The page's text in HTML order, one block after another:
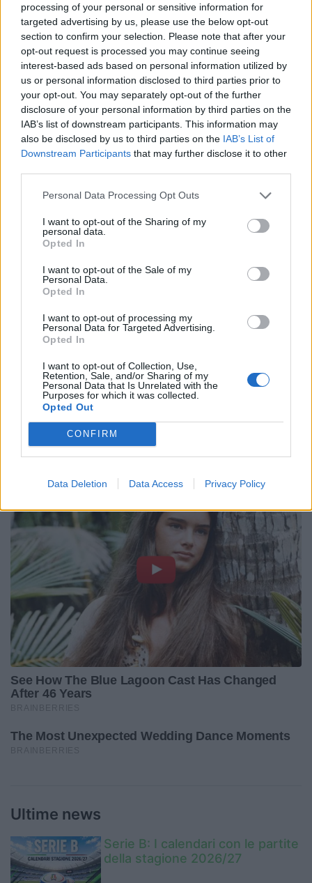
processing of your personal or sensitive information for
targeted advertising by us, please use the below opt-out
section to confirm your selection. Please note that after your
opt-out request is processed you may continue seeing
interest-based ads based on personal information utilized by
us or personal information disclosed to third parties prior to
your opt-out. You may separately opt-out of the further
disclosure of your personal information by third parties on the
IAB’s list of downstream participants. This information may
also be disclosed by us to third parties on the IAB’s List of
Downstream Participants that may further disclose it to other
Personal Data Processing Opt Outs
I want to opt-out of the Sharing of my
personal data.
Opted In
I want to opt-out of the Sale of my
Personal Data.
Opted In
I want to opt-out of processing my
Personal Data for Targeted Advertising.
Opted In
I want to opt-out of Collection, Use,
Retention, Sale, and/or Sharing of my
Personal Data that Is Unrelated with the
Purposes for which it was collected.
Opted Out
CONFIRM
Data Deletion Data Access Privacy Policy
Ultime news
Serie B: I calendari con le partite
della stagione 2026/27